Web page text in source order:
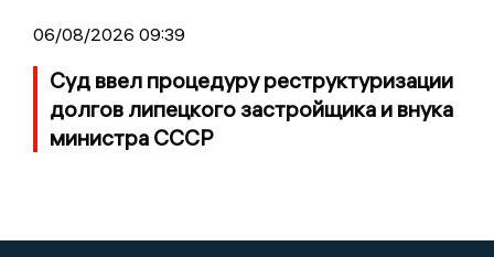
06/08/2026 09:39
Суд ввел процедуру реструктуризации
долгов липецкого застройщика и внука
министра СССР